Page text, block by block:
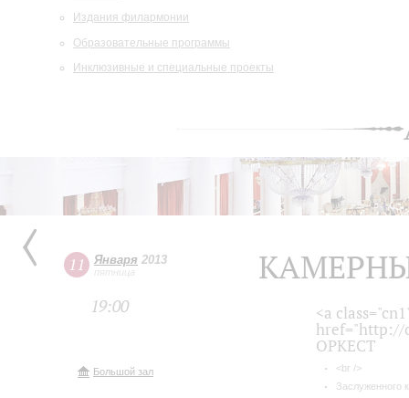
Издания филармонии
Образовательные программы
Инклюзивные и специальные проекты
11 Января 2013
пятница
19:00
Большой зал
<a
ОРКЕСТ
<br />
Заслуженного